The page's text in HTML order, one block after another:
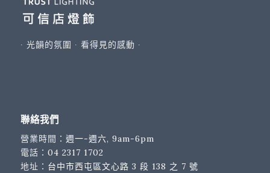
∙ 光韻的氛圍 ∙ 看得見的感動 ∙
聯絡我們
營業時間： 週一-週六, 9am-6pm
電話： 04 2317 1702
地址： 台中市西屯區文心路 3 段 138 之 7 號